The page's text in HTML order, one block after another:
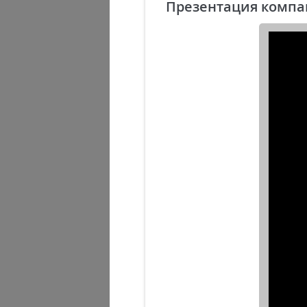
Презентация